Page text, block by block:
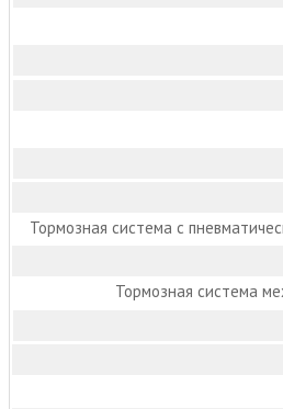
Тормозная система с
Тормозная система